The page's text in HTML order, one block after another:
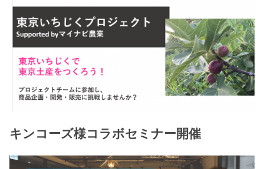
キンコーズ様コラボセミナー開催